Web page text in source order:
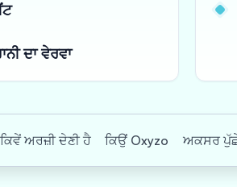
ਦਾ ਵੇਰਵਾ
ਕਿਵੇਂ ਅਰਜ਼ੀ ਦੇਣੀ ਹੈ ਕਿਉਂ Oxyzo ਅਕਸਰ ਪੁੱਛੇ